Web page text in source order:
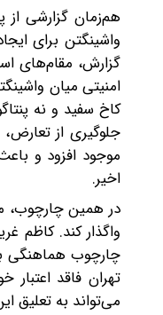
‌هم‌زمان گزارشی از
واشینگتن برای
گزارش، مقام‌های
امنیتی میان
کاخ سفید و نه
جلوگیری از
موجود افزود و
اخیر.
در همین چارچوب،
واگذار کند. کاظم
چارچوب هماهنگی
تهران فاقد
می‌تواند به تعلیق